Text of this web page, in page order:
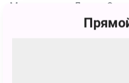
Маргарита», «Демон
«Оскар и Розовая дама.
Новелл», «Лолита»,